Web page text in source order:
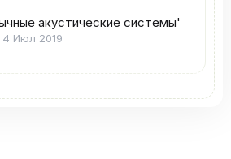
акустические системы'
4 Июл 2019